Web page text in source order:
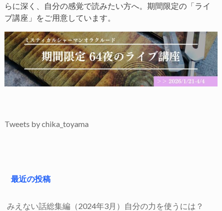
らに深く、自分の感覚で読みたい方へ。期間限定の「ライ
ブ講座」をご用意しています。
Tweets by chika_toyama
最近の投稿
みえない話総集編（2024年3月）自分の力を使うには？